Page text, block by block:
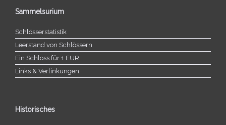
Sammelsurium
Schlösserstatistik
Leerstand von Schlössern
Ein Schloss für 1 EUR
Links & Verlinkungen
Historisches